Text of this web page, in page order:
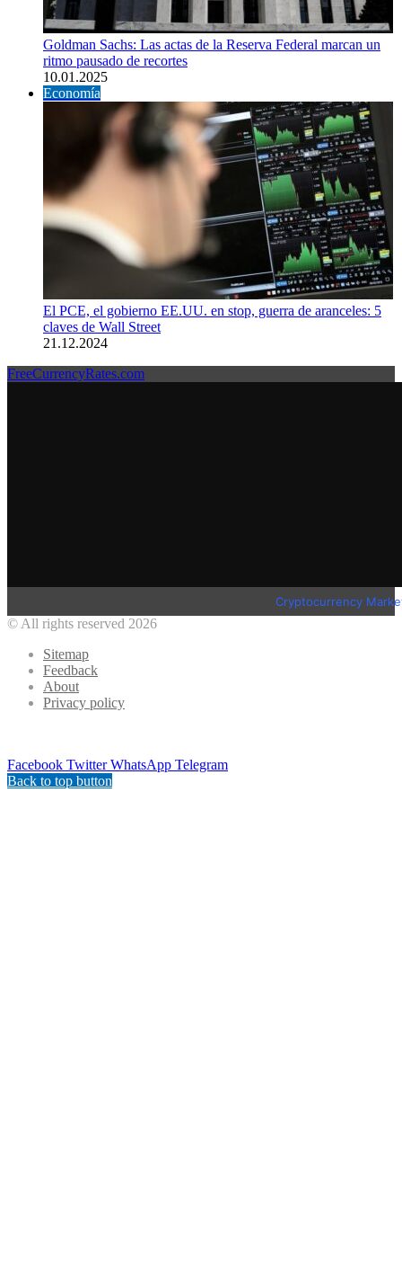
Goldman Sachs: Las actas de la Reserva Federal marcan un
ritmo pausado de recortes
10.01.2025
Economía
El PCE, el gobierno EE.UU. en stop, guerra de aranceles: 5
claves de Wall Street
21.12.2024
FreeCurrencyRates.com
Cryptocurrency
© All rights reserved 2026
Sitemap
Feedback
About
Privacy policy
Facebook Twitter WhatsApp Telegram
Back to top button